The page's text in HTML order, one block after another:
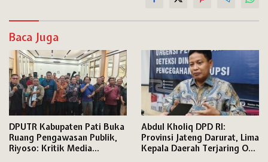
Baca Juga
DPUTR Kabupaten Pati Buka
Ruang Pengawasan Publik,
Riyoso: Kritik Media
Abdul Kholiq DPD RI:
Provinsi Jateng Darurat, Lima
Kepala Daerah Terjaring OTT